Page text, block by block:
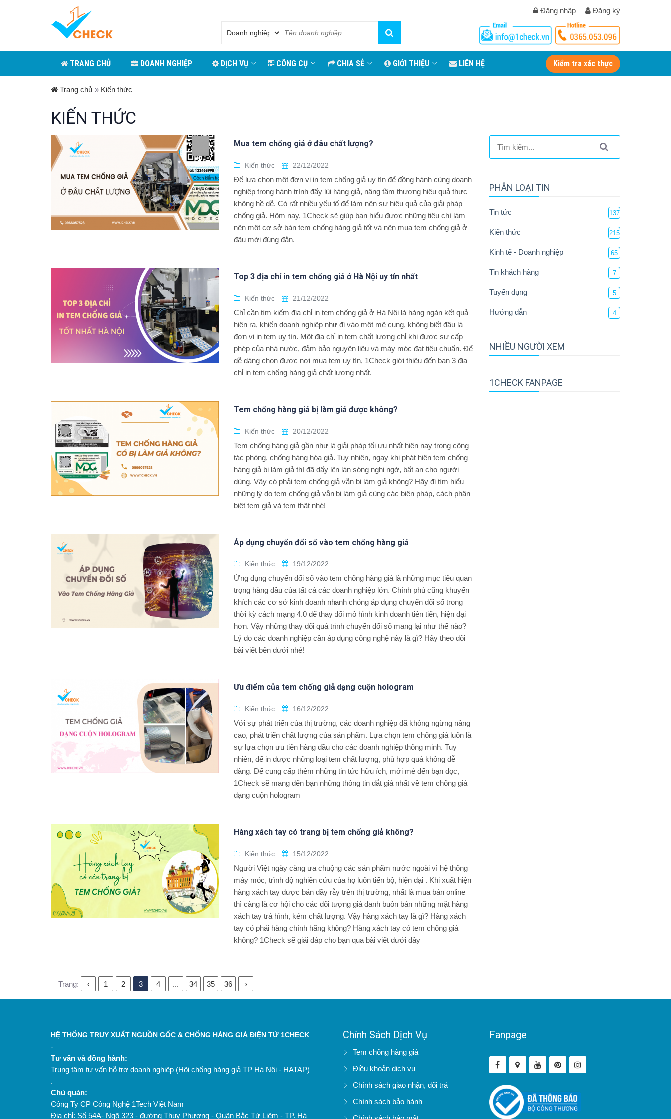
Đăng nhập Đăng ký
TRANG CHỦ DOANH NGHIỆP DỊCH VỤ CÔNG CỤ CHIA SẺ GIỚI THIỆU LIÊN HỆ Kiểm tra xác thực
Trang chủ » Kiến thức
KIẾN THỨC
Mua tem chống giả ở đâu chất lượng?
Kiến thức 22/12/2022
Để lựa chọn một đơn vị in tem chống giả uy tín để đồng hành cùng doanh
nghiệp trong hành trình đẩy lùi hàng giả, nâng tầm thương hiệu quả thực
không hề dễ. Có rất nhiều yếu tố để làm nên sự hiệu quả của giải pháp
chống giả. Hôm nay, 1Check sẽ giúp bạn hiểu được những tiêu chí làm
nên một cơ sở bán tem chống hàng giả tốt và nên mua tem chống giả ở
đâu mới đúng đắn.
Top 3 địa chỉ in tem chống giả ở Hà Nội uy tín nhất
Kiến thức 21/12/2022
Chỉ cần tìm kiếm địa chỉ in tem chống giả ở Hà Nội là hàng ngàn kết quả
hiện ra, khiến doanh nghiệp như đi vào một mê cung, không biết đâu là
đơn vị in tem uy tín. Một địa chỉ in tem chất lượng chỉ khi được sự cấp
phép của nhà nước, đảm bảo nguyên liệu và máy móc đạt tiêu chuẩn. Để
dễ dàng chọn được nơi mua tem uy tín, 1Check giới thiệu đến bạn 3 địa
chỉ in tem chống hàng giả chất lượng nhất.
Tem chống hàng giả bị làm giả được không?
Kiến thức 20/12/2022
Tem chống hàng giả gần như là giải pháp tối ưu nhất hiện nay trong công
tác phòng, chống hàng hóa giả. Tuy nhiên, ngay khi phát hiện tem chống
hàng giả bị làm giả thì đã dấy lên làn sóng nghi ngờ, bất an cho người
dùng. Vậy có phải tem chống giả vẫn bị làm giả không? Hãy đi tìm hiểu
những lý do tem chống giả vẫn bị làm giả cùng các biện pháp, cách phân
biệt tem giả và tem thật nhé!
Áp dụng chuyển đổi số vào tem chống hàng giả
Kiến thức 19/12/2022
Ứng dụng chuyển đổi số vào tem chống hàng giả là những mục tiêu quan
trọng hàng đầu của tất cả các doanh nghiệp lớn. Chính phủ cũng khuyến
khích các cơ sở kinh doanh nhanh chóng áp dụng chuyển đổi số trong
thời kỳ cách mạng 4.0 để thay đổi mô hình kinh doanh tiên tiến, hiện đại
hơn. Vậy những thay đổi quá trình chuyển đổi số mang lại như thế nào?
Lý do các doanh nghiệp cần áp dụng công nghệ này là gì? Hãy theo dõi
bài viết bên dưới nhé!
Ưu điểm của tem chống giả dạng cuộn hologram
Kiến thức 16/12/2022
Với sự phát triển của thị trường, các doanh nghiệp đã không ngừng nâng
cao, phát triển chất lượng của sản phẩm. Lựa chọn tem chống giả luôn là
sự lựa chọn ưu tiên hàng đầu cho các doanh nghiệp thông minh. Tuy
nhiên, để in được những loại tem chất lượng, phù hợp quả không dễ
dàng. Để cung cấp thêm những tin tức hữu ích, mới mẻ đến bạn đọc,
1Check sẽ mang đến bạn những thông tin đắt giá nhất về tem chống giả
dạng cuộn hologram
Hàng xách tay có trang bị tem chống giả không?
Kiến thức 15/12/2022
Người Việt ngày càng ưa chuộng các sản phẩm nước ngoài vì hệ thống
máy móc, trình độ nghiên cứu của họ luôn tiến bộ, hiện đại . Khi xuất hiện
hàng xách tay được bán đầy rẫy trên thị trường, nhất là mua bán online
thì càng là cơ hội cho các đối tượng giả danh buôn bán những mặt hàng
xách tay trá hình, kém chất lượng. Vậy hàng xách tay là gì? Hàng xách
tay có phải hàng chính hãng không? Hàng xách tay có tem chống giả
không? 1Check sẽ giải đáp cho bạn qua bài viết dưới đây
Trang: ‹ 1 2 3 4 ... 34 35 36 ›
PHÂN LOẠI TIN
Tin tức 137
Kiến thức 215
Kinh tế - Doanh nghiệp 65
Tin khách hàng 7
Tuyển dụng 5
Hướng dẫn 4
NHIỀU NGƯỜI XEM
1CHECK FANPAGE
HỆ THỐNG TRUY XUẤT NGUỒN GỐC & CHỐNG HÀNG GIẢ ĐIỆN TỬ 1CHECK
-
Tư vấn và đồng hành:
Trung tâm tư vấn hỗ trợ doanh nghiệp (Hội chống hàng giả TP Hà Nội - HATAP)
.
Chủ quản:
Công Ty CP Công Nghệ 1Tech Việt Nam
Địa chỉ: Số 54A- Ngõ 323 - đường Thụy Phương - Quận Bắc Từ Liêm - TP. Hà
Chính Sách Dịch Vụ
Tem chống hàng giả
Điều khoản dịch vụ
Chính sách giao nhận, đổi trả
Chính sách bảo hành
Fanpage